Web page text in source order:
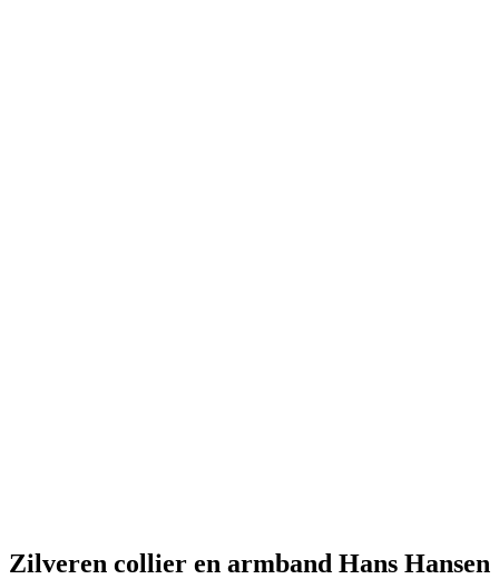
Zilveren collier en armband Hans Hansen